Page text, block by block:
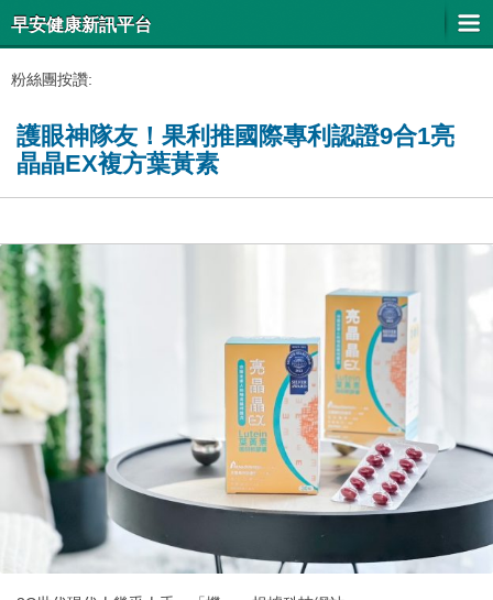
早安健康新訊平台
粉絲團按讚:
護眼神隊友！果利推國際專利認證9合1亮
晶晶EX複方葉黃素